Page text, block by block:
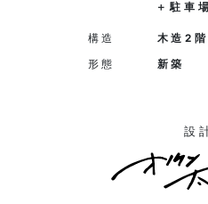
＋駐車場
構造 木造2階
形態 新築
設